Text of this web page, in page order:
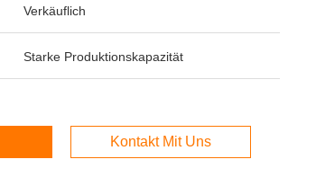
Verkäuflich
Starke Produktionskapazität
Kontakt Mit Uns